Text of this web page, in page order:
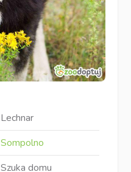
Lechnar
Sompolno
Szuka domu